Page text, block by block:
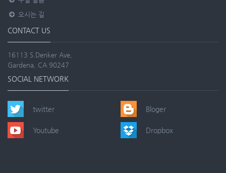
오시는 길
CONTACT US
16113 S.Denker Ave,
Gardena, CA 90247
SOCIAL NETWORK
twitter
Youtube
Bloger
Dropbox